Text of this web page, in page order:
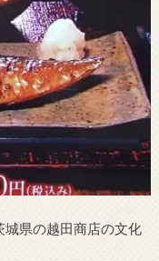
城県の越田商店の文化